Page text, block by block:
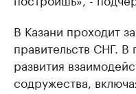
В Казани проходит
правительств СНГ.
развития
содружества,